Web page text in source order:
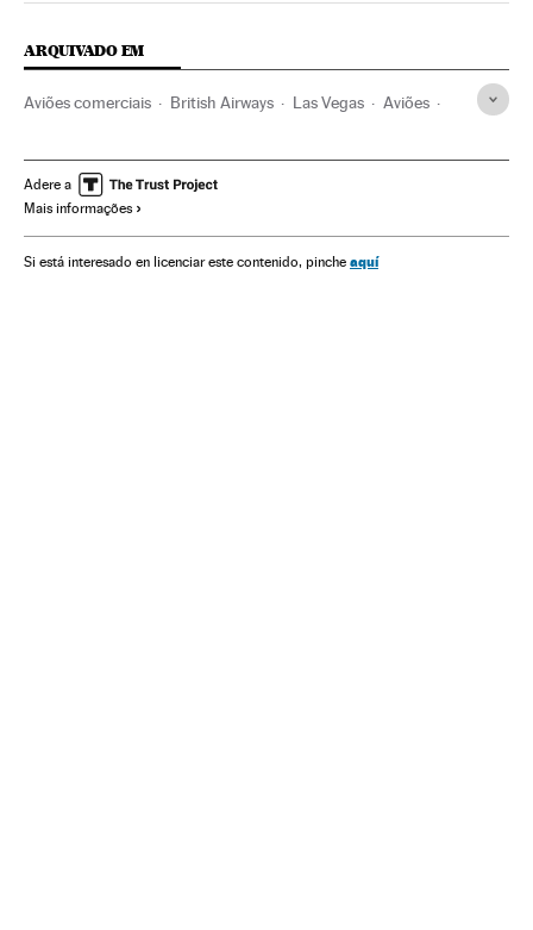
ARQUIVADO EM
Aviões comerciais British Airways Las Vegas Aviões
Acidentes Estados Unidos
América do Norte
Transporte aéreo América Europa Transporte
Adere a
Mais informações
Si está interesado en licenciar este contenido, pinche aquí